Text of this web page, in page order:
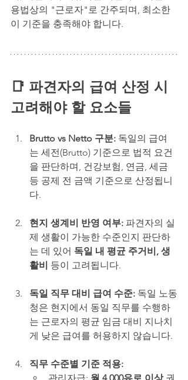
용법상의 "근로자"로 간주되며, 최소한
이 기준을 충족해야 합니다.
📑 파견자의 급여 산정 시
고려해야 할 요소들
Brutto vs Netto 구분: 독일의 급여
는 세전(Brutto) 기준으로 법적 요건
을 판단하며, 건강보험, 연금, 세금
등 공제 전 금액 기준으로 산정됩니
다.
현지 생계비 반영 여부: 파견자의 실
제 생활이 가능한 수준인지 판단하
는 데 있어 독일 내 평균 주거비, 생
활비 등이 고려됩니다.
독일 직무 대비 급여 수준: 독일 노동
청은 현지에서 동일 직무를 수행하
는 근로자의 평균 임금 대비 지나치
게 낮은 급여를 허용하지 않습니다.
직무 수준별 기준 적용: